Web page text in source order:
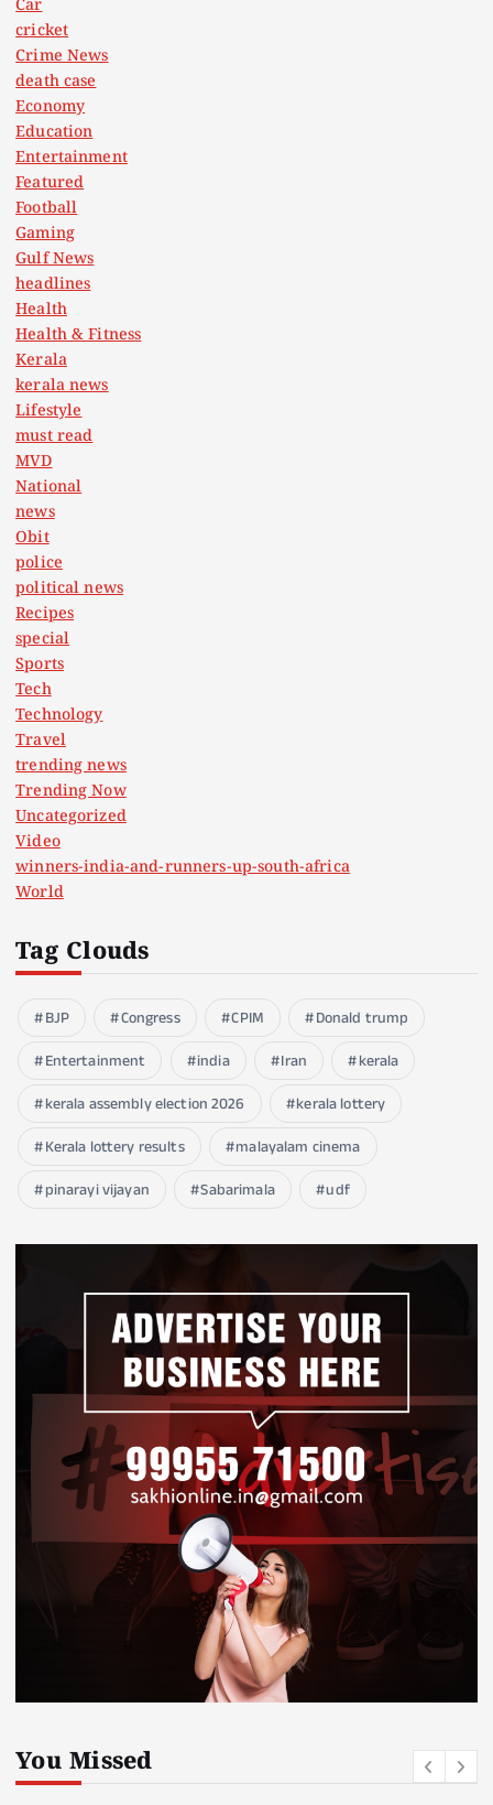
Car
cricket
Crime News
death case
Economy
Education
Entertainment
Featured
Football
Gaming
Gulf News
headlines
Health
Health & Fitness
Kerala
kerala news
Lifestyle
must read
MVD
National
news
Obit
police
political news
Recipes
special
Sports
Tech
Technology
Travel
trending news
Trending Now
Uncategorized
Video
winners-india-and-runners-up-south-africa
World
Tag Clouds
BJP Congress CPIM
Donald trump
Entertainment
india Iran
kerala
kerala assembly election 2026
kerala lottery
Kerala lottery results
malayalam cinema
pinarayi vijayan
Sabarimala udf
You Missed